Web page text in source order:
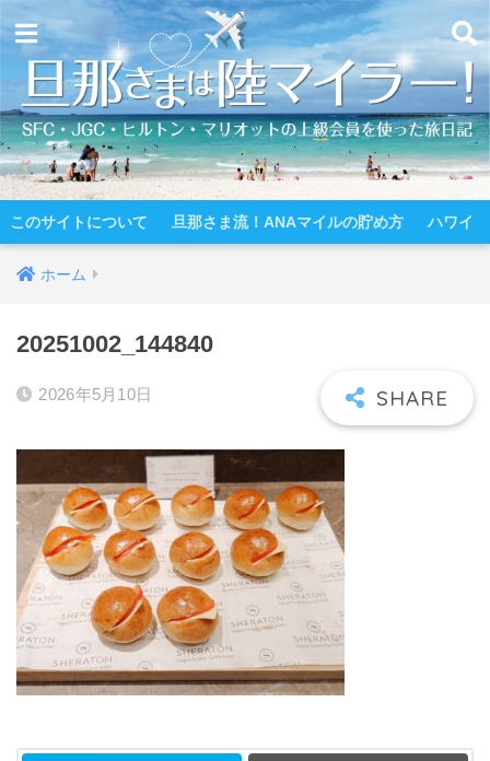
このサイトについて 旦那さま流！ANAマイルの貯め方 ハワイ
ホーム
20251002_144840
2026年5月10日